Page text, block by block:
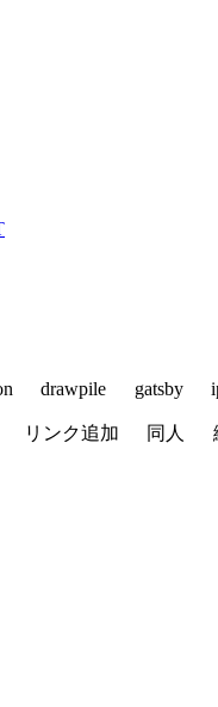
drawpile gatsby
リンク追加 同人